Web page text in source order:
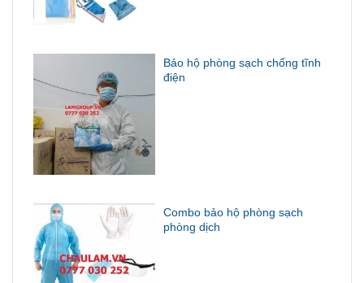
Bảo hộ phòng sạch chống tĩnh
điện
Combo bảo hộ phòng sạch
phòng dịch